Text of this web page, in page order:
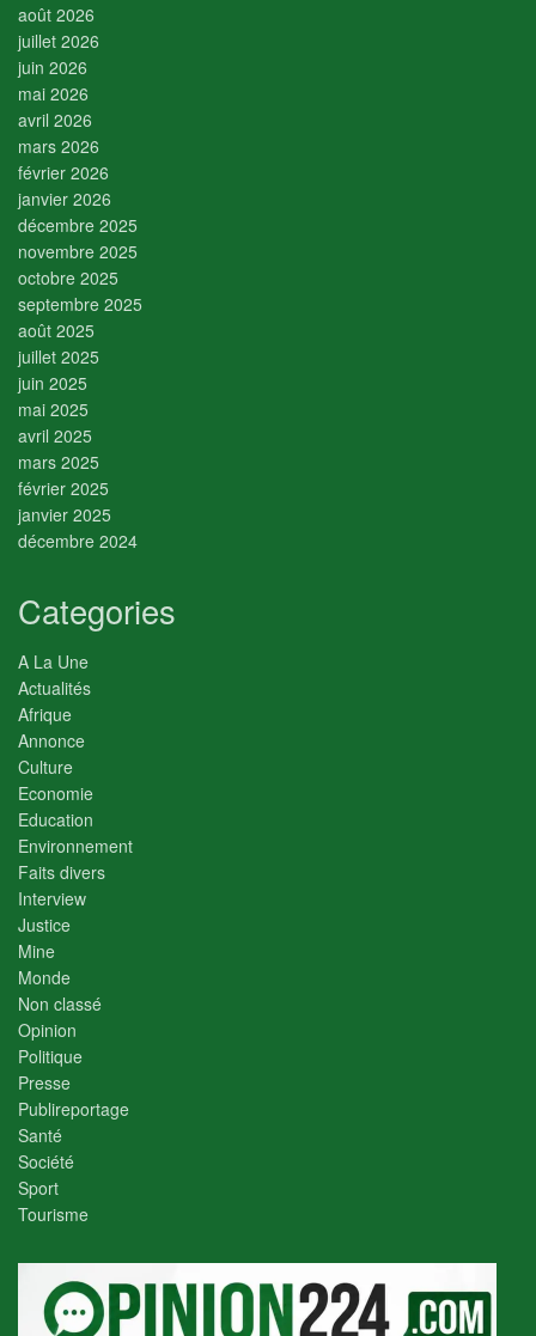
août 2026
juillet 2026
juin 2026
mai 2026
avril 2026
mars 2026
février 2026
janvier 2026
décembre 2025
novembre 2025
octobre 2025
septembre 2025
août 2025
juillet 2025
juin 2025
mai 2025
avril 2025
mars 2025
février 2025
janvier 2025
décembre 2024
Categories
A La Une
Actualités
Afrique
Annonce
Culture
Economie
Education
Environnement
Faits divers
Interview
Justice
Mine
Monde
Non classé
Opinion
Politique
Presse
Publireportage
Santé
Société
Sport
Tourisme